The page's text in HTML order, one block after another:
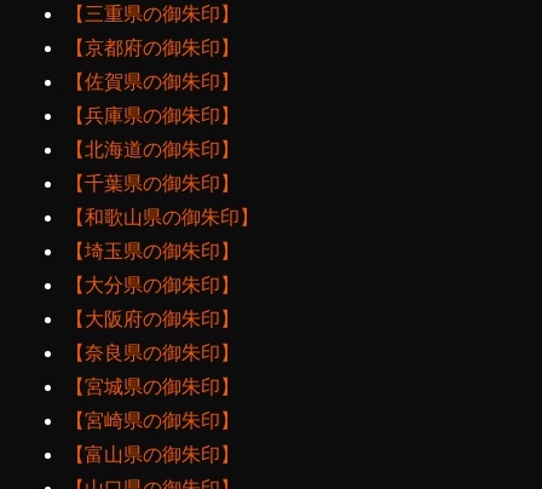
【三重県の御朱印】
【京都府の御朱印】
【佐賀県の御朱印】
【兵庫県の御朱印】
【北海道の御朱印】
【千葉県の御朱印】
【和歌山県の御朱印】
【埼玉県の御朱印】
【大分県の御朱印】
【大阪府の御朱印】
【奈良県の御朱印】
【宮城県の御朱印】
【宮崎県の御朱印】
【富山県の御朱印】